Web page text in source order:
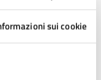
sui cookie